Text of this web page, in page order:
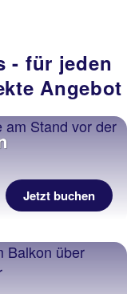
- für jeden
Angebot
Jetzt buchen